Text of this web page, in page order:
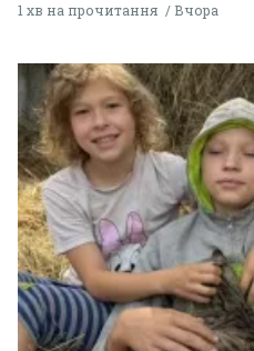
1 хв на прочитання Вчора